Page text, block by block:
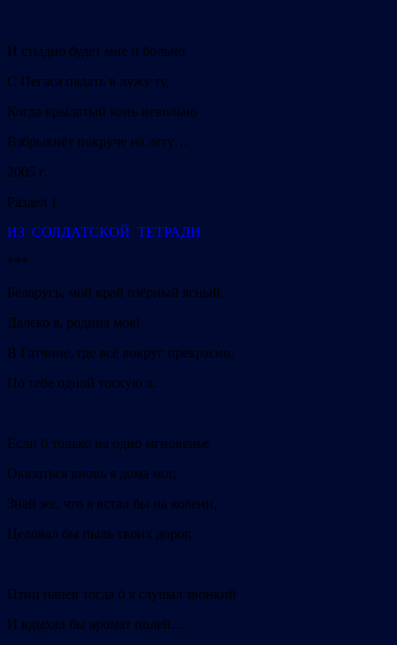
И стыдно будет мне и больно
С Пегаса падать в лужу ту,
Когда крылатый конь невольно
Взбрыкнёт покруче на лету…
2005 г.
Раздел 1
ИЗ СОЛДАТСКОЙ ТЕТРАДИ
***
Беларусь, мой край озёрный ясный,
Далеко я, родина моя!
В Гатчине, где всё вокруг прекрасно,
По тебе одной тоскую я.
Если б только на одно мгновенье
Оказаться вновь я дома мог,
Знай же, что я встал бы на колени,
Целовал бы пыль твоих дорог,
Птиц напев тогда б я слушал звонкий
И вдыхал бы аромат полей…